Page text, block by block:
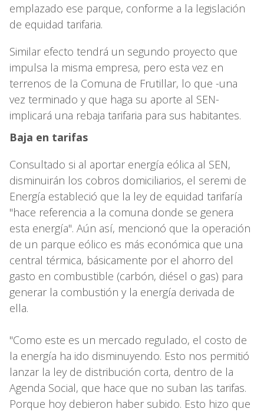
emplazado ese parque, conforme a la legislación
de equidad tarifaria.
Similar efecto tendrá un segundo proyecto que
impulsa la misma empresa, pero esta vez en
terrenos de la Comuna de Frutillar, lo que -una
vez terminado y que haga su aporte al SEN-
implicará una rebaja tarifaria para sus habitantes.
Baja en tarifas
Consultado si al aportar energía eólica al SEN,
disminuirán los cobros domiciliarios, el seremi de
Energía estableció que la ley de equidad tarifaría
"hace referencia a la comuna donde se genera
esta energía". Aún así, mencionó que la operación
de un parque eólico es más económica que una
central térmica, básicamente por el ahorro del
gasto en combustible (carbón, diésel o gas) para
generar la combustión y la energía derivada de
ella.
"Como este es un mercado regulado, el costo de
la energía ha ido disminuyendo. Esto nos permitió
lanzar la ley de distribución corta, dentro de la
Agenda Social, que hace que no suban las tarifas.
Porque hoy debieron haber subido. Esto hizo que